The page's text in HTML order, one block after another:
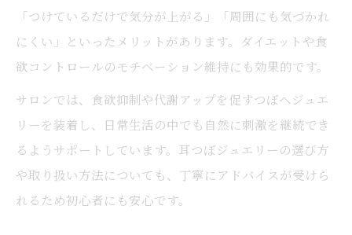
「つけているだけで気分が上がる」「周囲にも気づかれ
にくい」といったメリットがあります。ダイエットや食
欲コントロールのモチベーション維持にも効果的です。
サロンでは、食欲抑制や代謝アップを促すつぼへジュエ
リーを装着し、日常生活の中でも自然に刺激を継続でき
るようサポートしています。耳つぼジュエリーの選び方
や取り扱い方法についても、丁寧にアドバイスが受けら
れるため初心者にも安心です。